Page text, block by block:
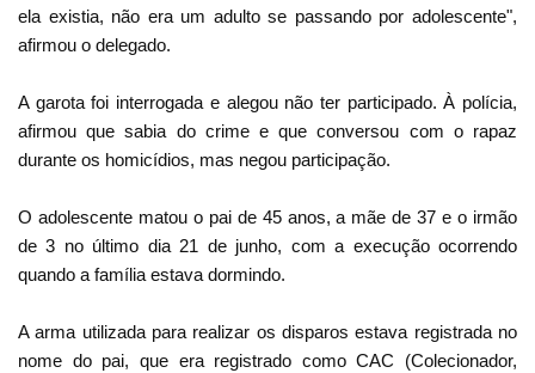
ela existia, não era um adulto se passando por adolescente",
afirmou o delegado.
A garota foi interrogada e alegou não ter participado. À polícia,
afirmou que sabia do crime e que conversou com o rapaz
durante os homicídios, mas negou participação.
O adolescente matou o pai de 45 anos, a mãe de 37 e o irmão
de 3 no último dia 21 de junho, com a execução ocorrendo
quando a família estava dormindo.
A arma utilizada para realizar os disparos estava registrada no
nome do pai, que era registrado como CAC (Colecionador,